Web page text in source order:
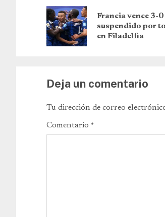
Francia vence 3-
suspendido por
en Filadelfia
Deja un comentario
Tu dirección de correo
Comentario *